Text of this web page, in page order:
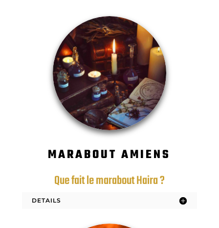
MARABOUT AMIENS
Que fait le marabout Haira ?
DETAILS